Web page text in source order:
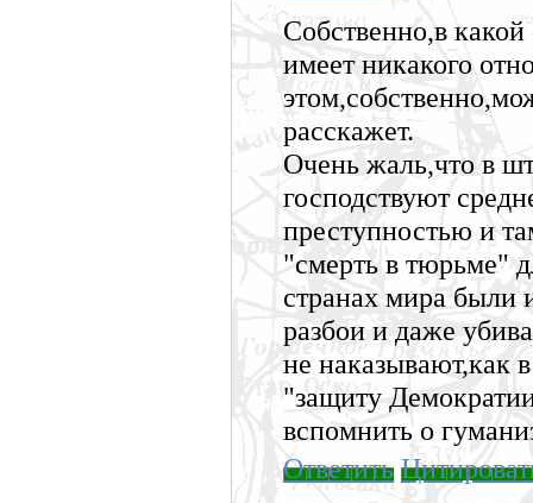
Собственно,в
имеет никакого
расскажет.
Очень жаль,что в
господствуют
преступностью и
"смерть в тюрьме"
странах мира были
разбои и даже
не наказывают,как
"защиту
вспомнить о
Ответить